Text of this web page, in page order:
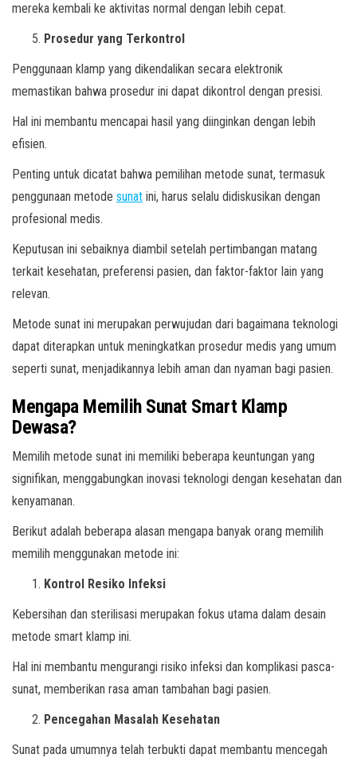
mereka kembali ke aktivitas normal dengan lebih cepat.
Prosedur yang Terkontrol
Penggunaan klamp yang dikendalikan secara elektronik
memastikan bahwa prosedur ini dapat dikontrol dengan presisi.
Hal ini membantu mencapai hasil yang diinginkan dengan lebih
efisien.
Penting untuk dicatat bahwa pemilihan metode sunat, termasuk
penggunaan metode sunat ini, harus selalu didiskusikan dengan
profesional medis.
Keputusan ini sebaiknya diambil setelah pertimbangan matang
terkait kesehatan, preferensi pasien, dan faktor-faktor lain yang
relevan.
Metode sunat ini merupakan perwujudan dari bagaimana teknologi
dapat diterapkan untuk meningkatkan prosedur medis yang umum
seperti sunat, menjadikannya lebih aman dan nyaman bagi pasien.
Mengapa Memilih Sunat Smart Klamp
Dewasa?
Memilih metode sunat ini memiliki beberapa keuntungan yang
signifikan, menggabungkan inovasi teknologi dengan kesehatan dan
kenyamanan.
Berikut adalah beberapa alasan mengapa banyak orang memilih
memilih menggunakan metode ini:
Kontrol Resiko Infeksi
Kebersihan dan sterilisasi merupakan fokus utama dalam desain
metode smart klamp ini.
Hal ini membantu mengurangi risiko infeksi dan komplikasi pasca-
sunat, memberikan rasa aman tambahan bagi pasien.
Pencegahan Masalah Kesehatan
Sunat pada umumnya telah terbukti dapat membantu mencegah